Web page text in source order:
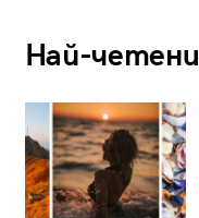
Най-четени